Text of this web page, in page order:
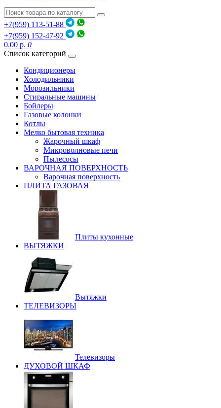
+7(959) 113-51-88
+7(959) 152-47-92
0.00 р. 0
Список категорий
Кондиционеры
Холодильники
Морозильники
Стиральные машины
Бойлеры
Газовые колонки
Котлы
Мелко бытовая техника
Жарочный шкаф
Микроволновые печи
Пылесосы
ВАРОЧНАЯ ПОВЕРХНОСТЬ
Варочная поверхность
ПЛИТА ГАЗОВАЯ
Плиты кухонные
ВЫТЯЖКИ
Вытяжки
ТЕЛЕВИЗОРЫ
Телевизоры
ДУХОВОЙ ШКАФ